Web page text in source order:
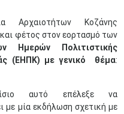
Αρχαιοτήτων Κοζάνης
φέτος στον εορτασμό των
Ημερών Πολιτιστικής
(ΕΗΠΚ) με γενικό θέμα:
αυτό επέλεξε να
με μία εκδήλωση σχετική με